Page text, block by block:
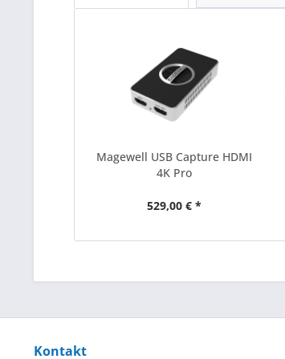
Magewell USB Capture HDMI
4K Pro
529,00 € *
Kontakt